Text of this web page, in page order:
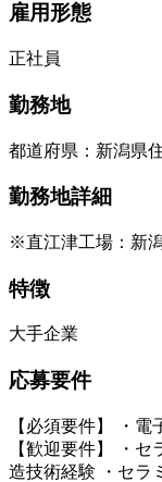
雇用形態
正社員
勤務地
都道府県 ： 新潟県
勤務地詳細
※直江津工場：新
特徴
大手企業
応募要件
【必須要件】 ・
【歓迎要件】 ・
造技術経験 ・セラ